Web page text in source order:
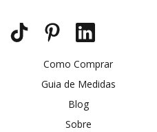
Como Comprar
Guia de Medidas
Blog
Sobre